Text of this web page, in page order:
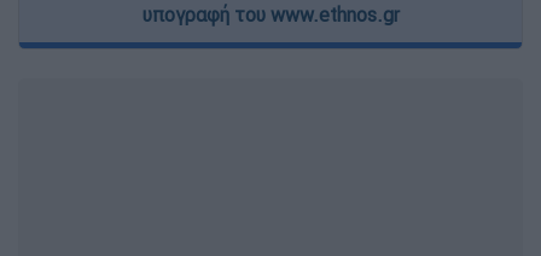
υπογραφή του www.ethnos.gr